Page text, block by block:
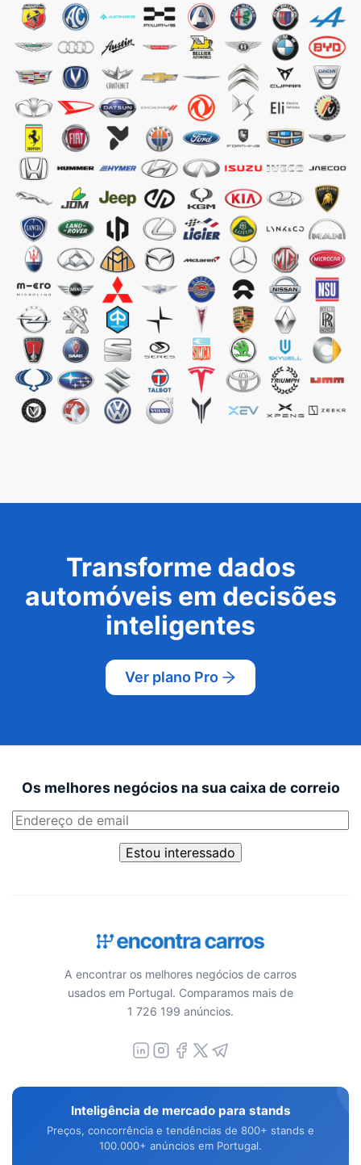
Transforme dados
automóveis em decisões
inteligentes
Ver plano Pro
Os melhores negócios na sua caixa de correio
Estou interessado
A encontrar os melhores negócios de carros
usados em Portugal. Comparamos mais de
1 726 199 anúncios.
Inteligência de mercado para stands
Preços, concorrência e tendências de 800+ stands e
100.000+ anúncios em Portugal.